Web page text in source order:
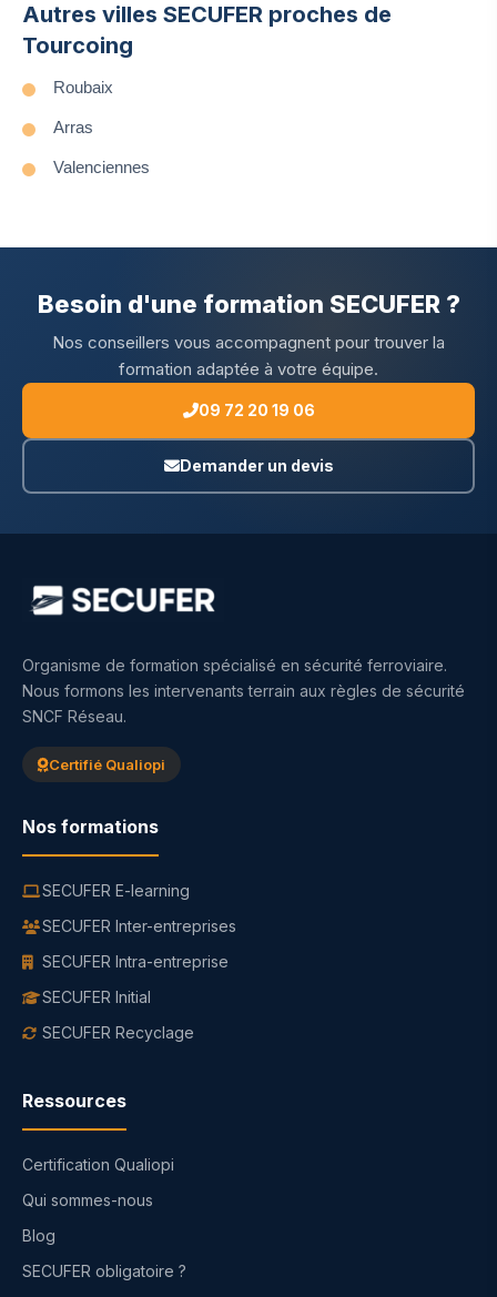
Autres villes SECUFER proches de
Tourcoing
Roubaix
Arras
Valenciennes
Besoin d'une formation SECUFER ?
Nos conseillers vous accompagnent pour trouver la
formation adaptée à votre équipe.
09 72 20 19 06
Demander un devis
Organisme de formation spécialisé en sécurité ferroviaire.
Nous formons les intervenants terrain aux règles de sécurité
SNCF Réseau.
Certifié Qualiopi
Nos formations
SECUFER E-learning
SECUFER Inter-entreprises
SECUFER Intra-entreprise
SECUFER Initial
SECUFER Recyclage
Ressources
Certification Qualiopi
Qui sommes-nous
Blog
SECUFER obligatoire ?